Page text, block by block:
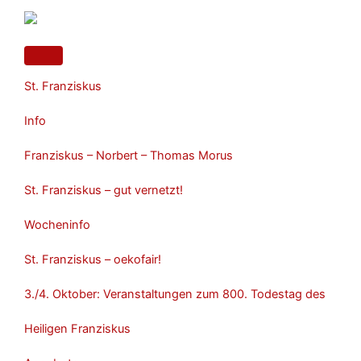
Inhalt
springen
St. Franziskus
Info
Franziskus – Norbert – Thomas Morus
St. Franziskus – gut vernetzt!
Wocheninfo
St. Franziskus – oekofair!
3./4. Oktober: Veranstaltungen zum 800. Todestag des
Heiligen Franziskus